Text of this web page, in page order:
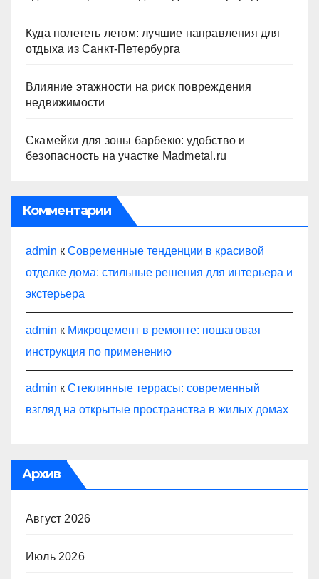
Куда полететь летом: лучшие направления для
отдыха из Санкт-Петербурга
Влияние этажности на риск повреждения
недвижимости
Скамейки для зоны барбекю: удобство и
безопасность на участке Madmetal.ru
Комментарии
admin к Современные тенденции в красивой
отделке дома: стильные решения для интерьера и
экстерьера
admin к Микроцемент в ремонте: пошаговая
инструкция по применению
admin к Стеклянные террасы: современный
взгляд на открытые пространства в жилых домах
Архив
Август 2026
Июль 2026